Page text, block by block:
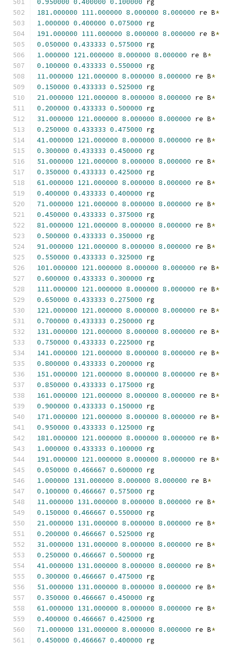
0.950000 0.400000 0.100000 rg
181.000000 111.000000 8.000000 8.000000 re B*
1.000000 0.400000 0.075000 rg
191.000000 111.000000 8.000000 8.000000 re B*
0.050000 0.433333 0.575000 rg
1.000000 121.000000 8.000000 8.000000 re B*
0.100000 0.433333 0.550000 rg
11.000000 121.000000 8.000000 8.000000 re B*
0.150000 0.433333 0.525000 rg
21.000000 121.000000 8.000000 8.000000 re B*
0.200000 0.433333 0.500000 rg
31.000000 121.000000 8.000000 8.000000 re B*
0.250000 0.433333 0.475000 rg
41.000000 121.000000 8.000000 8.000000 re B*
0.300000 0.433333 0.450000 rg
51.000000 121.000000 8.000000 8.000000 re B*
0.350000 0.433333 0.425000 rg
61.000000 121.000000 8.000000 8.000000 re B*
0.400000 0.433333 0.400000 rg
71.000000 121.000000 8.000000 8.000000 re B*
0.450000 0.433333 0.375000 rg
81.000000 121.000000 8.000000 8.000000 re B*
0.500000 0.433333 0.350000 rg
91.000000 121.000000 8.000000 8.000000 re B*
0.550000 0.433333 0.325000 rg
101.000000 121.000000 8.000000 8.000000 re B*
0.600000 0.433333 0.300000 rg
111.000000 121.000000 8.000000 8.000000 re B*
0.650000 0.433333 0.275000 rg
121.000000 121.000000 8.000000 8.000000 re B*
0.700000 0.433333 0.250000 rg
131.000000 121.000000 8.000000 8.000000 re B*
0.750000 0.433333 0.225000 rg
141.000000 121.000000 8.000000 8.000000 re B*
0.800000 0.433333 0.200000 rg
151.000000 121.000000 8.000000 8.000000 re B*
0.850000 0.433333 0.175000 rg
161.000000 121.000000 8.000000 8.000000 re B*
0.900000 0.433333 0.150000 rg
171.000000 121.000000 8.000000 8.000000 re B*
0.950000 0.433333 0.125000 rg
181.000000 121.000000 8.000000 8.000000 re B*
1.000000 0.433333 0.100000 rg
191.000000 121.000000 8.000000 8.000000 re B*
0.050000 0.466667 0.600000 rg
1.000000 131.000000 8.000000 8.000000 re B*
0.100000 0.466667 0.575000 rg
11.000000 131.000000 8.000000 8.000000 re B*
0.150000 0.466667 0.550000 rg
21.000000 131.000000 8.000000 8.000000 re B*
0.200000 0.466667 0.525000 rg
31.000000 131.000000 8.000000 8.000000 re B*
0.250000 0.466667 0.500000 rg
41.000000 131.000000 8.000000 8.000000 re B*
0.300000 0.466667 0.475000 rg
51.000000 131.000000 8.000000 8.000000 re B*
0.350000 0.466667 0.450000 rg
61.000000 131.000000 8.000000 8.000000 re B*
0.400000 0.466667 0.425000 rg
71.000000 131.000000 8.000000 8.000000 re B*
0.450000 0.466667 0.400000 rg